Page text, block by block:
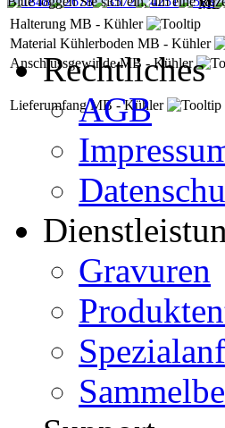
MB
Halterung MB - Kühler
Material Kühlerboden MB - Kühler
Anschlussgewinde MB - Kühler
Lieferumfang MB - Kühler
Rechtliches
AGB
Gravuren